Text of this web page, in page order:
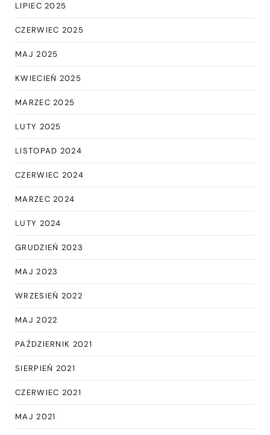
LIPIEC 2025
CZERWIEC 2025
MAJ 2025
KWIECIEŃ 2025
MARZEC 2025
LUTY 2025
LISTOPAD 2024
CZERWIEC 2024
MARZEC 2024
LUTY 2024
GRUDZIEŃ 2023
MAJ 2023
WRZESIEŃ 2022
MAJ 2022
PAŹDZIERNIK 2021
SIERPIEŃ 2021
CZERWIEC 2021
MAJ 2021